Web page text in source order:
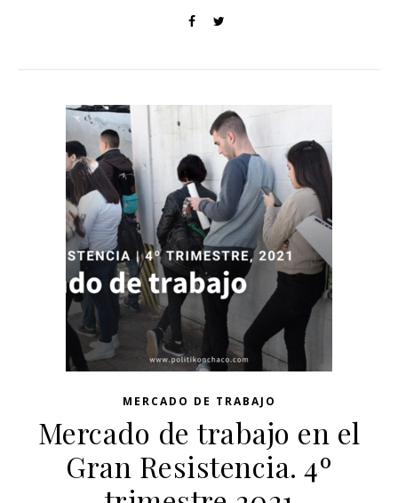
MERCADO DE TRABAJO
Mercado de trabajo en el
Gran Resistencia. 4º